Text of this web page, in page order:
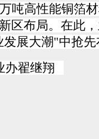
吨高性能铜箔
区布局。在此
展大潮"中抢
办翟继翔